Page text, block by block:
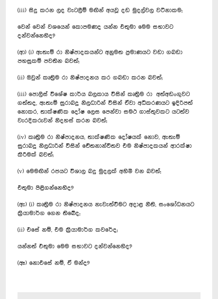
(iii) සිදු කරන ලද වැටලීම් මඟින් අයවූ දඩ මුදල්වල වටිනාකම;
වෙන් වෙන් වශයෙන් කොපමණද යන්න එතුමා මෙම සභාවට
දන්වන්නෙහිද?
(ආ) (i) ඇතැම් රා නිෂ්පාදකයන්ට අනුමත ප්‍රමාණයට වඩා ගබඩා
පහසුකම් පවතින බවත්;
(ii) ඔවුන් කෘත්‍රිම රා නිෂ්පාදනය කර ගබඩා කරන බවත්;
(iii) පොලිස් විශේෂ කාර්ය බලකාය විසින් කෘත්‍රිම රා අත්අඩංගුවට
ගත්තද, ඇතැම් සුරාබදු නිලධාරින් විසින් ඒවා අධිකරණයට ඉදිරිපත්
නොකර, තාක්ෂණික දෝෂ ලෙස පෙන්වා සමථ ගාස්තුවකට යටත්ව
වැරදිකරුවන් නිදහස් කරන බවත්;
(iv) කෘත්‍රිම රා නිෂ්පාදනය, තාක්ෂණික දෝෂයක් නොව, ඇතැම්
සුරාබදු නිලධාරින් විසින් චේතනාන්විතව එම නිෂ්පාදකයන් ආරක්ෂා
කිරීමක් බවත්;
(v) මෙමඟින් රජයට විශාල බදු මුදලක් අහිමි වන බවත්;
එතුමා පිළිගන්නෙහිද?
(ඇ) (i) කෘත්‍රිම රා නිෂ්පාදනය නැවැත්වීමට අදාළ නීති, සංශෝධනයට
ක්‍රියාමාර්ග ගෙන තිබේද;
(ii) එසේ නම්, එම ක්‍රියාමාර්ග කවරේද;
යන්නත් එතුමා මෙම සභාවට දන්වන්නෙහිද?
(ඈ) නොඑසේ නම්, ඒ මන්ද?